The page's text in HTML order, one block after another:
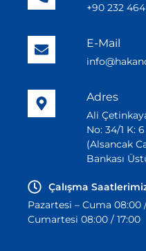
+90 232
E-Mail
Adres
Ali
No: 34/1 K:
(Alsancak
Bankası
Çalışma
Pazartesi – Cuma 08:00
Cumartesi 08:00 / 17:00